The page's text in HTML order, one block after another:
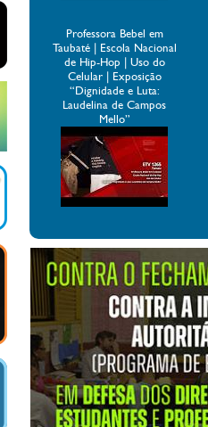
Professora Bebel em
Taubaté | Escola Nacional
de Hip-Hop | Uso do
Celular | Exposição
“Dignidade e Luta:
Laudelina de Campos
Mello”